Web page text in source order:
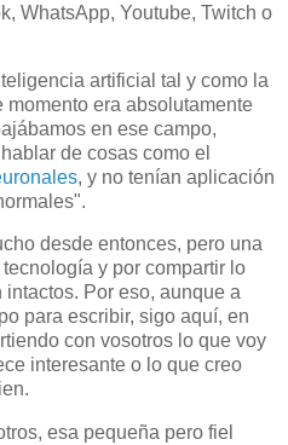
WhatsApp, Youtube, Twitch o
artificial tal y como la
era absolutamente
en ese campo,
de cosas como el
, y no tenían aplicación
desde entonces, pero una
y por compartir lo
Por eso, aunque a
para escribir, sigo aquí, en
con vosotros lo que voy
interesante o lo que creo
esa pequeña pero fiel